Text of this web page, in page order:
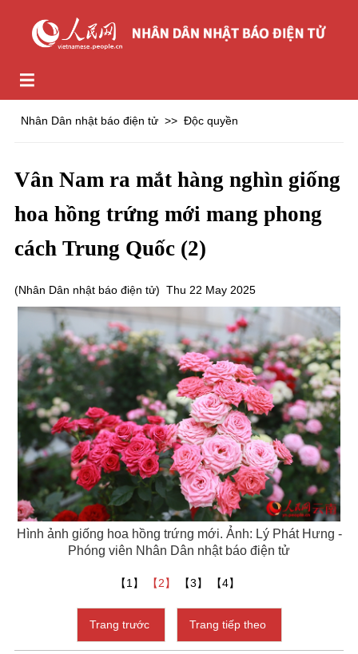
Nhân Dân nhật báo điện tử >> Độc quyền
Vân Nam ra mắt hàng nghìn giống
hoa hồng trứng mới mang phong
cách Trung Quốc (2)
(Nhân Dân nhật báo điện tử) Thu 22 May 2025
Hình ảnh giống hoa hồng trứng mới. Ảnh: Lý Phát Hưng -
Phóng viên Nhân Dân nhật báo điện tử
【1】 【2】 【3】 【4】
Trang trước Trang tiếp theo